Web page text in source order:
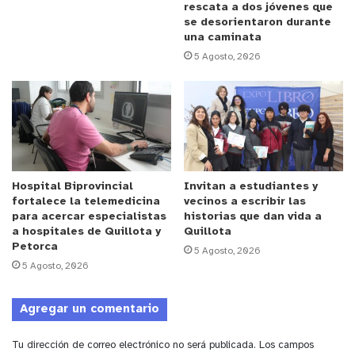
rescata a dos jóvenes que
se desorientaron durante
una caminata
5 Agosto, 2026
Hospital Biprovincial
fortalece la telemedicina
para acercar especialistas
a hospitales de Quillota y
Petorca
5 Agosto, 2026
Invitan a estudiantes y
vecinos a escribir las
historias que dan vida a
Quillota
5 Agosto, 2026
Agregar un comentario
Tu dirección de correo electrónico no será publicada. Los campos